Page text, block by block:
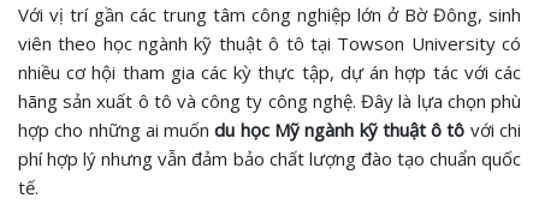
Với vị trí gần các trung tâm công nghiệp lớn ở Bờ Đông, sinh
viên theo học ngành kỹ thuật ô tô tại Towson University có
nhiều cơ hội tham gia các kỳ thực tập, dự án hợp tác với các
hãng sản xuất ô tô và công ty công nghệ. Đây là lựa chọn phù
hợp cho những ai muốndu học Mỹ ngành kỹ thuật ô tô với chi
phí hợp lý nhưng vẫn đảm bảo chất lượng đào tạo chuẩn quốc
tế.